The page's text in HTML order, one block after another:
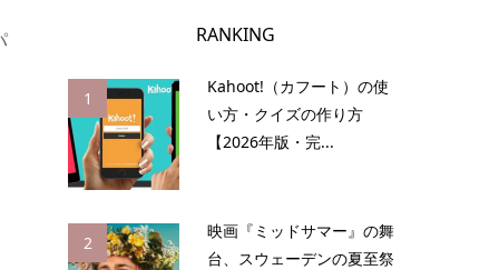
RANKING
1
Kahoot!（カフート）の使
い方・クイズの作り方
【2026年版・完...
2
映画『ミッドサマー』の舞
台、スウェーデンの夏至祭